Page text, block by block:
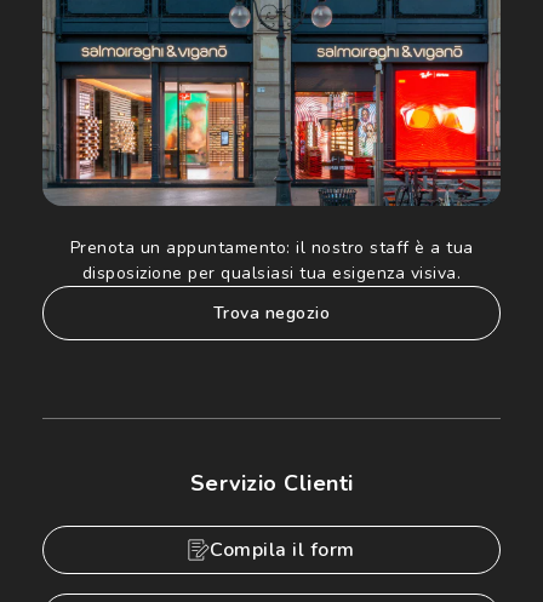
Prenota un appuntamento: il nostro staff è a tua
disposizione per qualsiasi tua esigenza visiva.
trova negozio
Servizio Clienti
Compila il form